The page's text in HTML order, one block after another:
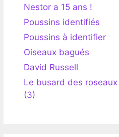
Nestor a 15 ans !
Poussins identifiés
Poussins à identifier
Oiseaux bagués
David Russell
Le busard des roseaux
(3)